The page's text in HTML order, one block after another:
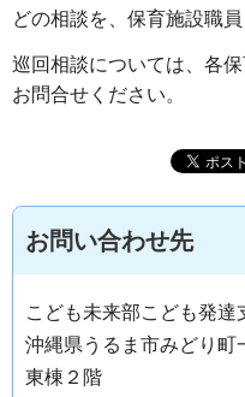
どの相談を、保育施設職員
巡回相談については、各
お問合せください。
お問い合わせ先
こども未来部こども発達
沖縄県うるま市みどり
東棟２階